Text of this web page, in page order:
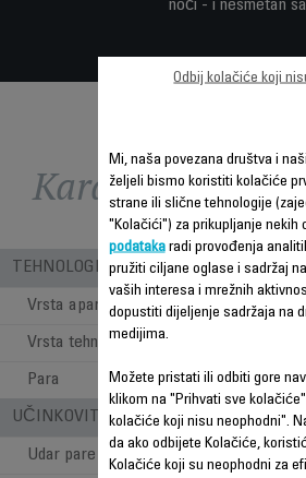
noći - i nesmetan
Karakteristike -
TEHNOLOGIJA
Vrsta aparata
Vrsta tehnologije
Para
UČINKOVITOST
Udar pare (ml/h)
Mi, naša povezana društva i naši
željeli bismo koristiti kolačiće
strane ili slične tehnologije
"Kolačići") za prikupljanje nekih
podatakaradi provođenja
pružiti ciljane oglase i sadržaj
vaših interesa i mrežnih
dopustiti dijeljenje sadržaja na
medijima.
Možete pristati ili odbiti gore
klikom na "Prihvati sve
kolačiće koji nisu neophodni".
da ako odbijete Kolačiće,
Kolačiće koji su neophodni za
Odbij kolačiće koji